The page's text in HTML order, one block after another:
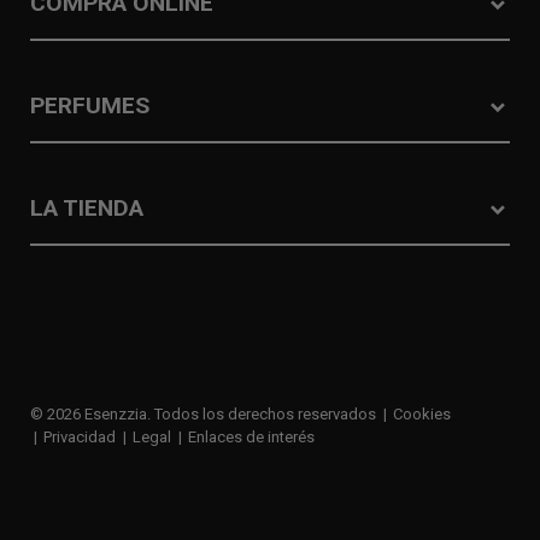
PERFUMES
LA TIENDA
© 2026 Esenzzia. Todos los derechos reservados
Cookies
Privacidad
Legal Enlaces de interés